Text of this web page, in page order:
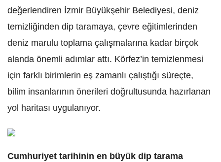
değerlendiren İzmir Büyükşehir Belediyesi, deniz
temizliğinden dip taramaya, çevre eğitimlerinden
deniz marulu toplama çalışmalarına kadar birçok
alanda önemli adımlar attı. Körfez’in temizlenmesi
için farklı birimlerin eş zamanlı çalıştığı süreçte,
bilim insanlarının önerileri doğrultusunda hazırlanan
yol haritası uygulanıyor.
Cumhuriyet tarihinin en büyük dip tarama